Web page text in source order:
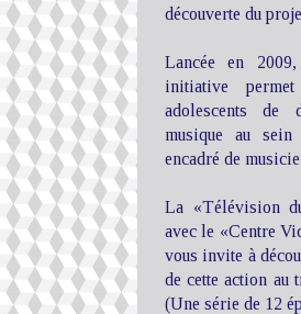
découverte du
Lancée en
initiative
adolescents de
musique au
encadré de
La «Télévision
avec le «Centre
vous invite à
de cette action au
(Une série de 12